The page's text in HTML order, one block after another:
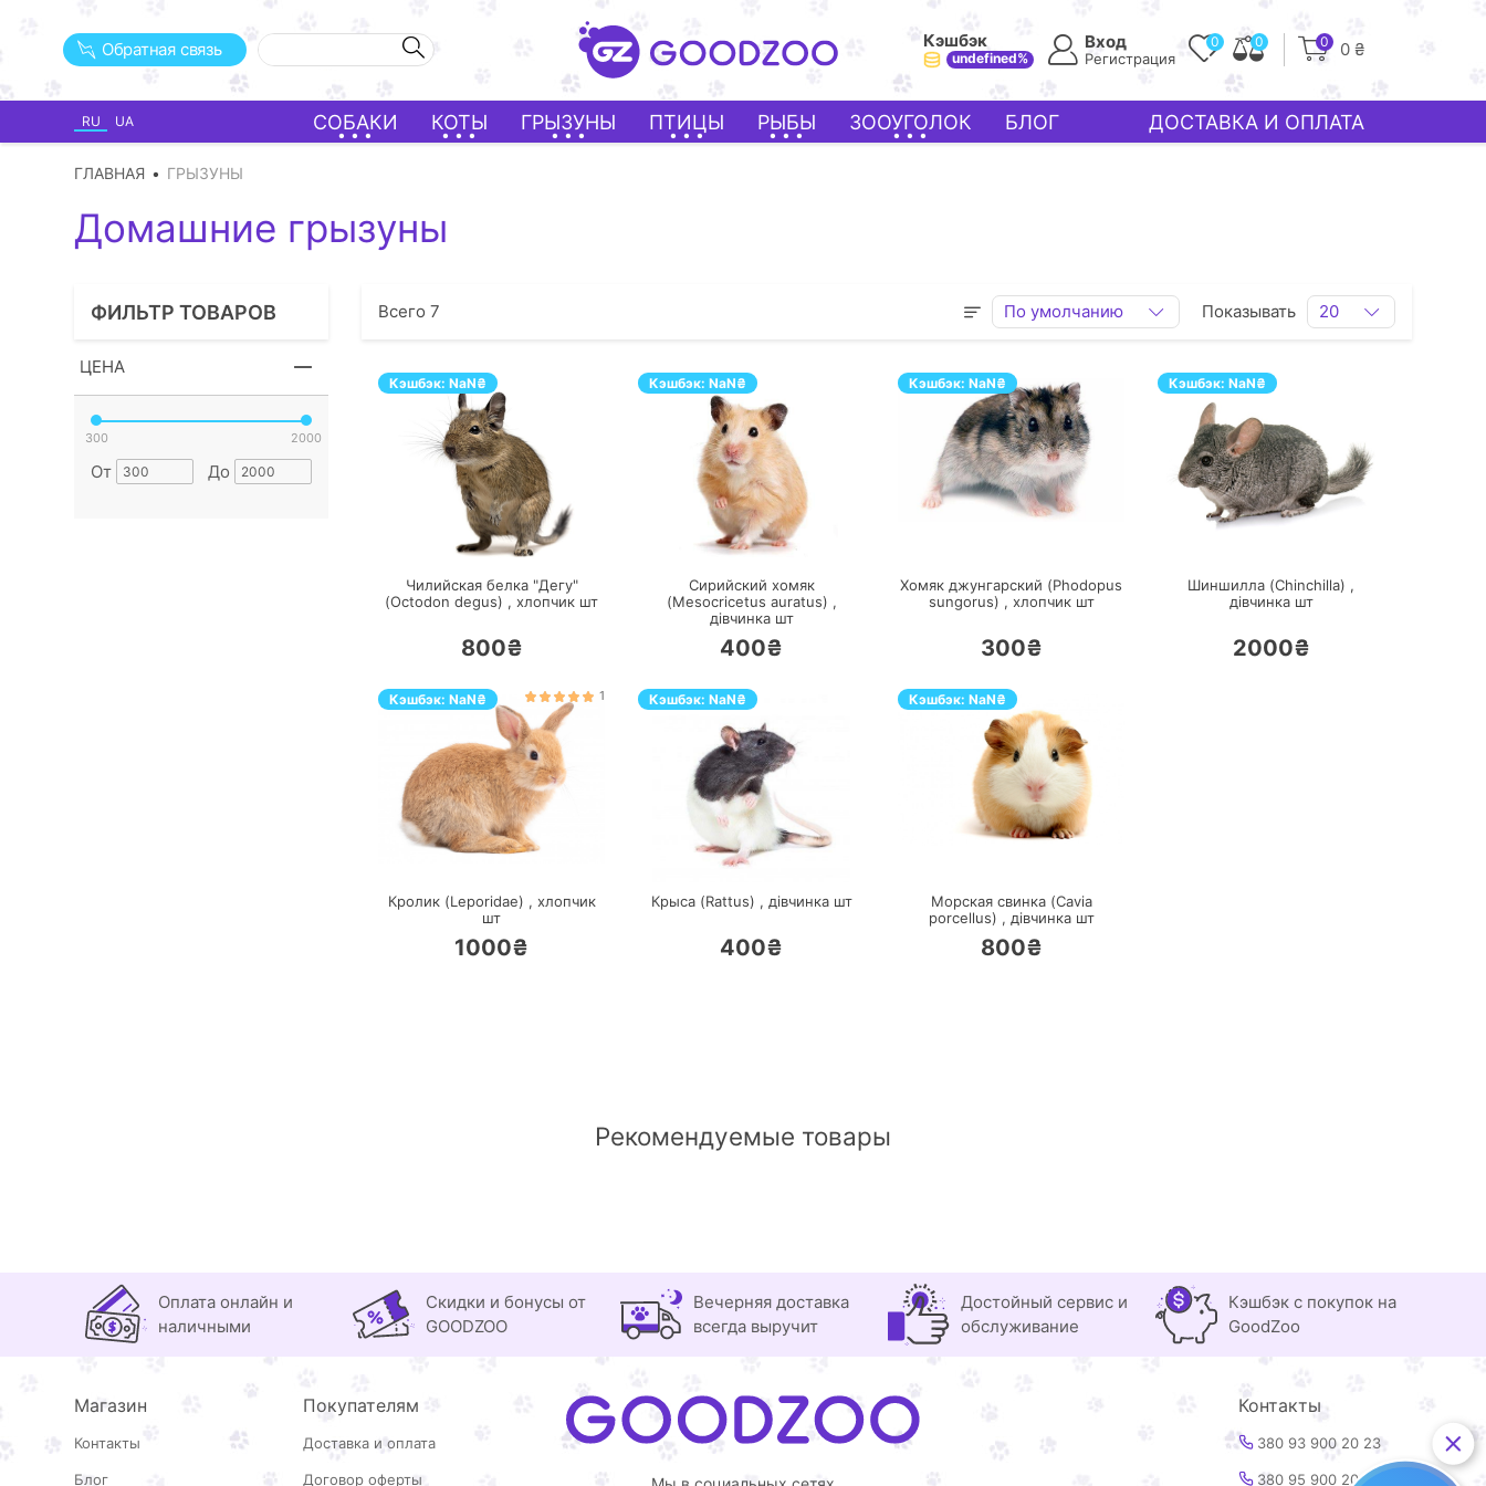
Обратная связь Кэшбэк
undefined%
Вход
Регистрация
0 0 0 0 ₴
RU UA СОБАКИ КОТЫ ГРЫЗУНЫ ПТИЦЫ РЫБЫ ЗООУГОЛОК БЛОГ ДОСТАВКА И ОПЛАТА
ГЛАВНАЯ ГРЫЗУНЫ
Домашние грызуны
ФИЛЬТР ТОВАРОВ
ЦЕНА
300 2000
От До
Всего 7 По умолчанию Показывать 20
Кэшбэк: NaN₴
ПЕРЕЙТИ
Чилийская белка "Дегу"
(Octodon degus) , хлопчик шт
800₴
Кэшбэк: NaN₴
ПЕРЕЙТИ
Сирийский хомяк
(Mesocricetus auratus) ,
дівчинкашт
400₴
Кэшбэк: NaN₴
Хомяк джунгарский (Phodopus
sungorus) , хлопчикшт
300₴
Кэшбэк: NaN₴
Шиншилла (Chinchilla) ,
дівчинкашт
2000₴
Кэшбэк: NaN₴ 1
ПЕРЕЙТИ
Кролик (Leporidae) , хлопчик
шт
1000₴
Кэшбэк: NaN₴
ПЕРЕЙТИ
Крыса (Rattus) , дівчинкашт
400₴
Кэшбэк: NaN₴
Морская свинка (Cavia
porcellus) , дівчинкашт
800₴
Рекомендуемые товары
Оплата онлайн и
наличными
Скидки и бонусы от
GOODZOO
Вечерняя доставка
всегда выручит
Достойный сервис и
обслуживание
Кэшбэк с покупок на
GoodZoo
Магазин
Контакты
Блог
Покупателям
Доставка и оплата
Договор оферты
Контакты
380 93 900 20 23
380 95 900 20 23